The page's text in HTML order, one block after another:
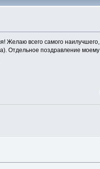
Желаю всего самого наилучшего,
Отдельное поздравление моему